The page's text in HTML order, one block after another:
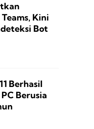
Kini
Bot
Berhasil
Berusia